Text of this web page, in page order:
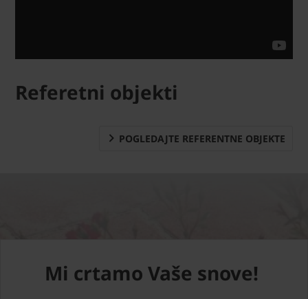
Referetni objekti
POGLEDAJTE REFERENTNE OBJEKTE
Mi crtamo Vaše snove!